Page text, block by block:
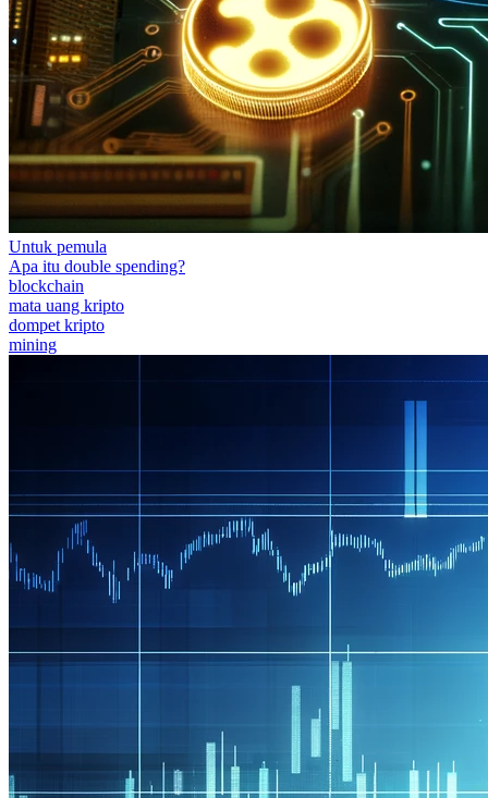
Untuk pemula
Apa itu double spending?
blockchain
mata uang kripto
dompet kripto
mining